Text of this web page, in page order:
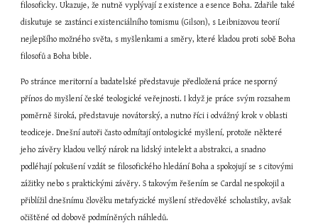
filosoficky. Ukazuje, že nutně vyplývají z existence a esence Boha. Zdařile také
diskutuje se zastánci existenciálního tomismu (Gilson), s Leibnizovou teorií
nejlepšího možného světa, s myšlenkami a směry, které kladou proti sobě Boha
filosofů a Boha bible.
Po stránce meritorní a badatelské představuje předložená práce nesporný
přínos do myšlení české teologické veřejnosti. I když je práce svým rozsahem
poměrně široká, představuje novátorský, a nutno říci i odvážný krok v oblasti
teodiceje. Dnešní autoři často odmítají ontologické myšlení, protože některé
jeho závěry kladou velký nárok na lidský intelekt a abstrakci, a snadno
podléhají pokušení vzdát se filosofického hledání Boha a spokojují se s citovými
zážitky nebo s praktickými závěry. S takovým řešením se Cardal nespokojil a
přiblížil dnešnímu člověku metafyzické myšlení středověké scholastiky, avšak
očištěné od dobově podmíněných náhledů.